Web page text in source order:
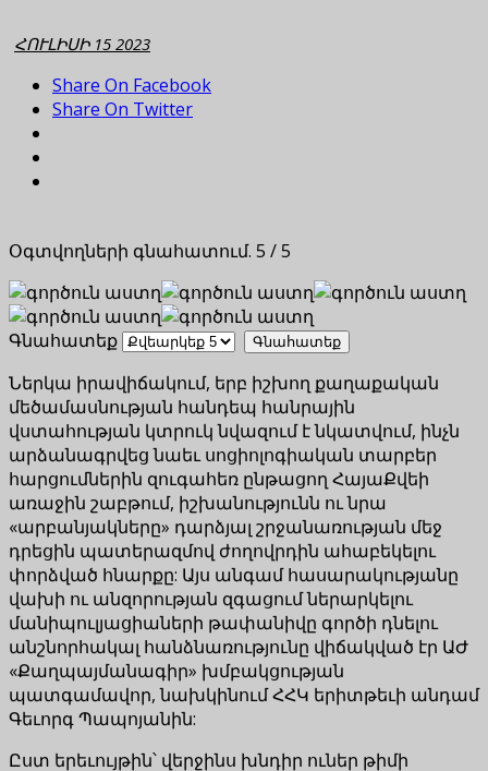
ՀՈՒԼԻՍԻ 15 2023
Share On Facebook
Share On Twitter
Օգտվողների գնահատում. 5 /5
Գնահատեք
Ներկա իրավիճակում, երբ իշխող քաղաքական
մեծամասնության հանդեպ հանրային
վստահության կտրուկ նվազում է նկատվում, ինչն
արձանագրվեց նաեւ սոցիոլոգիական տարբեր
հարցումներին զուգահեռ ընթացող ՀայաՔվեի
առաջին շաբթում, իշխանությունն ու նրա
«արբանյակները» դարձյալ շրջանառության մեջ
դրեցին պատերազմով ժողովրդին ահաբեկելու
փորձված հնարքը: Այս անգամ հասարակությանը
վախի ու անզորության զգացում ներարկելու
մանիպուլյացիաների թափանիվը գործի դնելու
անշնորհակալ հանձնառությունը վիճակված էր ԱԺ
«Քաղպայմանագիր» խմբակցության
պատգամավոր, նախկինում ՀՀԿ երիտթեւի անդամ
Գեւորգ Պապոյանին:
Ըստ երեւույթին՝ վերջինս խնդիր ուներ թիմի